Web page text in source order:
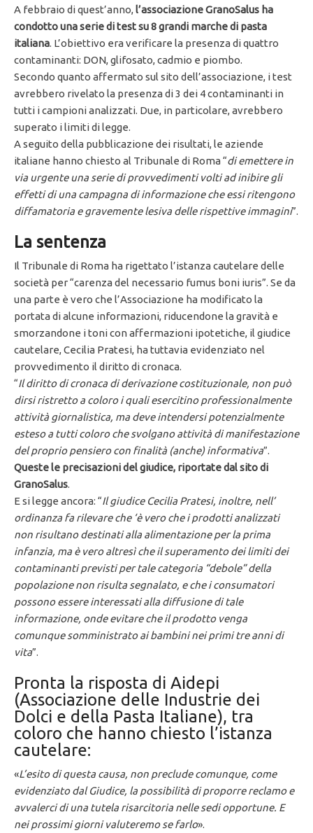
A febbraio di quest’anno,l’associazione GranoSalus ha
condotto una serie di test su 8 grandi marche di pasta
italiana. L’obiettivo era verificare la presenza di quattro
contaminanti: DON, glifosato, cadmio e piombo.
Secondo quanto affermato sul sito dell’associazione, i test
avrebbero rivelato la presenza di 3 dei 4 contaminanti in
tutti i campioni analizzati. Due, in particolare, avrebbero
superato i limiti di legge.
A seguito della pubblicazione dei risultati, le aziende
italiane hanno chiesto al Tribunale di Roma “di emettere in
via urgente una serie di provvedimenti volti ad inibire gli
effetti di una campagna di informazione che essi ritengono
diffamatoria e gravemente lesiva delle rispettive immagini”.
La sentenza
Il Tribunale di Roma ha rigettato l’istanza cautelare delle
società per “carenza del necessario fumus boni iuris”. Se da
una parte è vero che l’Associazione ha modificato la
portata di alcune informazioni, riducendone la gravità e
smorzandone i toni con affermazioni ipotetiche, il giudice
cautelare, Cecilia Pratesi, ha tuttavia evidenziato nel
provvedimento il diritto di cronaca.
“Il diritto di cronaca di derivazione costituzionale, non può
dirsi ristretto a coloro i quali esercitino professionalmente
attività giornalistica, ma deve intendersi potenzialmente
esteso a tutti coloro che svolgano attività di manifestazione
del proprio pensiero con finalità (anche) informativa”.
Queste le precisazioni del giudice, riportate dal sito di
GranoSalus.
E si legge ancora: “Il giudice Cecilia Pratesi, inoltre, nell’
ordinanza fa rilevare che ‘è vero che i prodotti analizzati
non risultano destinati alla alimentazione per la prima
infanzia, ma è vero altresì che il superamento dei limiti dei
contaminanti previsti per tale categoria “debole” della
popolazione non risulta segnalato, e che i consumatori
possono essere interessati alla diffusione di tale
informazione, onde evitare che il prodotto venga
comunque somministrato ai bambini nei primi tre anni di
vita”.
Pronta la risposta di Aidepi
(Associazione delle Industrie dei
Dolci e della Pasta Italiane), tra
coloro che hanno chiesto l’istanza
cautelare:
«L’esito di questa causa, non preclude comunque, come
evidenziato dal Giudice, la possibilità di proporre reclamo e
avvalerci di una tutela risarcitoria nelle sedi opportune. E
nei prossimi giorni valuteremo se farlo».